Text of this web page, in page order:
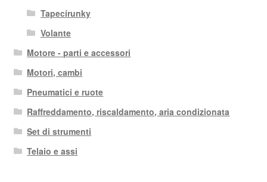
Tapecírunky
Volante
Motore - parti e accessori
Motori, cambi
Pneumatici e ruote
Raffreddamento, riscaldamento, aria condizionata
Set di strumenti
Telaio e assi